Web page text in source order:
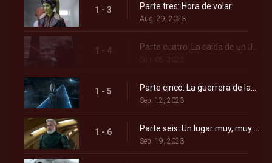
1 - 3 Parte tres: Hora de volar
Aug. 29, 2023
1 - 4
Sep. 05, 2023
1 - 5
Sep. 12, 2023
1 - 6
Sep. 19, 2023